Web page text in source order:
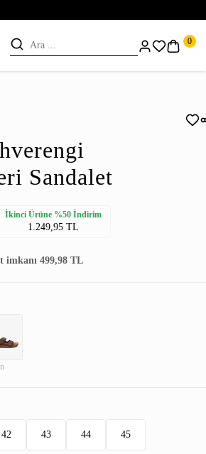
0
Sandalet
İkinci Ürüne %50 İndirim
1.249,95 TL
imkanı 499,98 TL
42 43 44 45